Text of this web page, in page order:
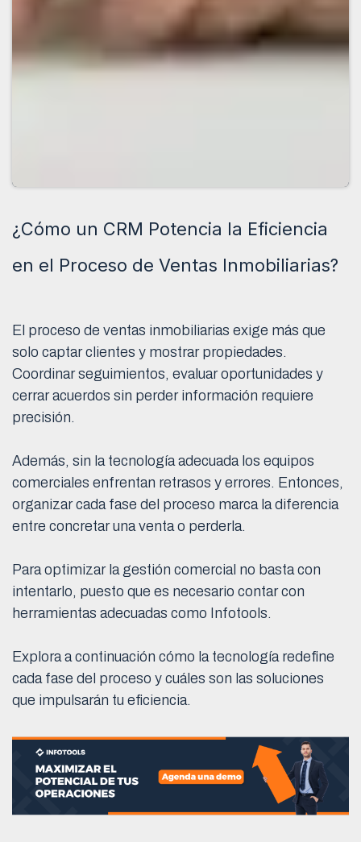
¿Cómo un CRM Potencia la Eficiencia
en el Proceso de Ventas Inmobiliarias?
El proceso de ventas inmobiliarias exige más que
solo captar clientes y mostrar propiedades.
Coordinar seguimientos, evaluar oportunidades y
cerrar acuerdos sin perder información requiere
precisión.
Además, sin la tecnología adecuada los equipos
comerciales enfrentan retrasos y errores. Entonces,
organizar cada fase del proceso marca la diferencia
entre concretar una venta o perderla.
Para optimizar la gestión comercial no basta con
intentarlo, puesto que es necesario contar con
herramientas adecuadas como Infotools.
Explora a continuación cómo la tecnología redefine
cada fase del proceso y cuáles son las soluciones
que impulsarán tu eficiencia.